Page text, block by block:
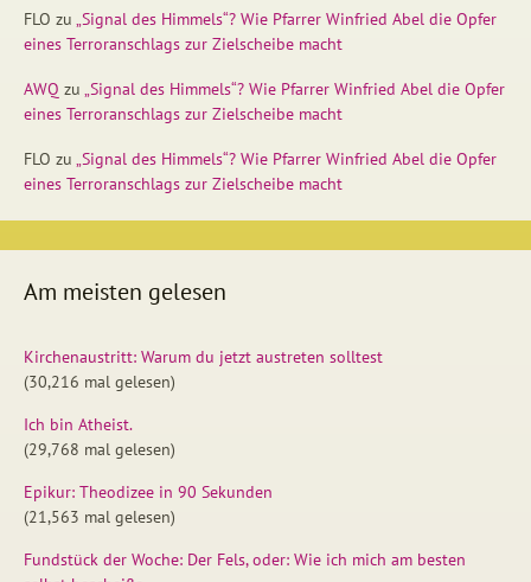
FLO zu „Signal des Himmels“? Wie Pfarrer Winfried Abel die Opfer
eines Terroranschlags zur Zielscheibe macht
AWQ zu „Signal des Himmels“? Wie Pfarrer Winfried Abel die Opfer
eines Terroranschlags zur Zielscheibe macht
FLO zu „Signal des Himmels“? Wie Pfarrer Winfried Abel die Opfer
eines Terroranschlags zur Zielscheibe macht
Am meisten gelesen
Kirchenaustritt: Warum du jetzt austreten solltest
(30,216 mal gelesen)
Ich bin Atheist.
(29,768 mal gelesen)
Epikur: Theodizee in 90 Sekunden
(21,563 mal gelesen)
Fundstück der Woche: Der Fels, oder: Wie ich mich am besten